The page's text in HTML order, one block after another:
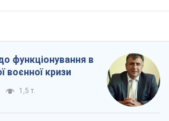
функціонування в
воєнної кризи
1,5 т.